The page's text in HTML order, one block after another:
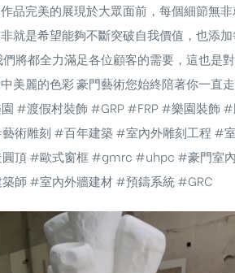
品完美的展現於大眾面前，每個細節無
就是希望能夠不斷突破自我價值，也添
將都全力滿足各位顧客的需要，這也是
美麗的色彩 豪門藝術您始終陪著你一直
#渡假村裝飾 #GRP#FRP#樂園裝飾 #
術雕刻 #百年建築#室內外雕刻工程 #
頂#歐式窗框#gmrc #uhpc #豪門室
師 #室內外牆建材#預鑄系統#GRC